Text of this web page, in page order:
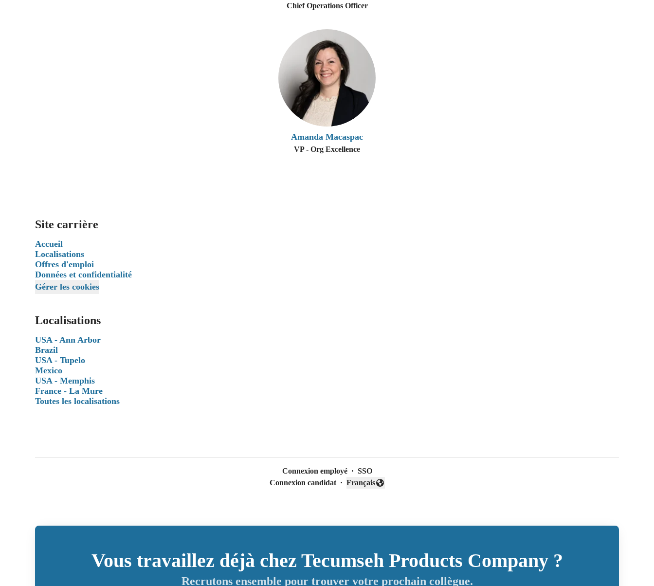
Chief Operations Officer
Amanda Macaspac
VP - Org Excellence
Site carrière
Accueil
Localisations
Offres d'emploi
Données et confidentialité
Gérer les cookies
Localisations
USA - Ann Arbor
Brazil
USA - Tupelo
Mexico
USA - Memphis
France - La Mure
Toutes les localisations
Connexion employé · SSO
Connexion candidat ·
Changer la langue
Français
Vous travaillez déjà chez Tecumseh Products Company ?
Recrutons ensemble pour trouver votre prochain collègue.